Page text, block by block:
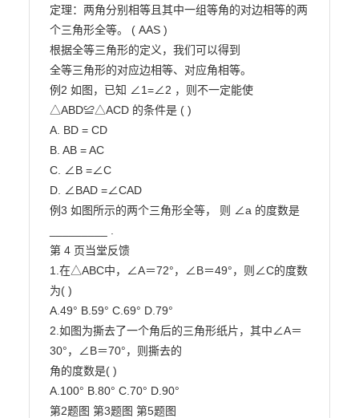
定理：两角分别相等且其中一组等角的对边相等的两
个三角形全等。 ( AAS )
根据全等三角形的定义，我们可以得到
全等三角形的对应边相等、对应角相等。
例2 如图，已知 ∠1=∠2 ，则不一定能使
△ABD≌△ACD 的条件是 ( )
A. BD = CD
B. AB = AC
C. ∠B =∠C
D. ∠BAD =∠CAD
例3 如图所示的两个三角形全等， 则 ∠a 的度数是
第 4 页当堂反馈
1.在△ABC中，∠A＝72°，∠B＝49°，则∠C的度数
为( )
A.49° B.59° C.69° D.79°
2.如图为撕去了一个角后的三角形纸片，其中∠A＝
30°，∠B＝70°，则撕去的
角的度数是( )
A.100° B.80° C.70° D.90°
第2题图 第3题图 第5题图